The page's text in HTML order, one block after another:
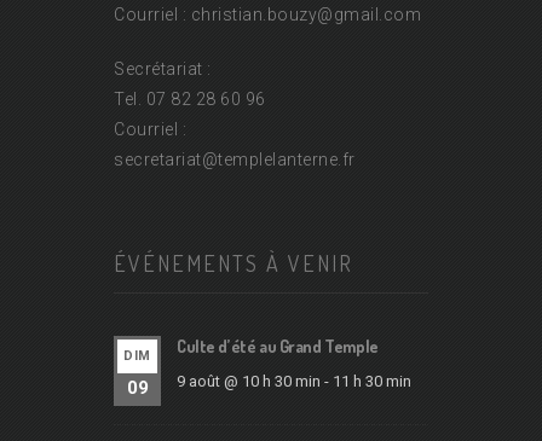
Courriel : christian.bouzy@gmail.com
Secrétariat :
Tel. 07 82 28 60 96
Courriel :
secretariat@templelanterne.fr
ÉVÉNEMENTS À VENIR
DIM
09
Culte d’été au Grand Temple
9 août @ 10 h 30 min - 11 h 30 min